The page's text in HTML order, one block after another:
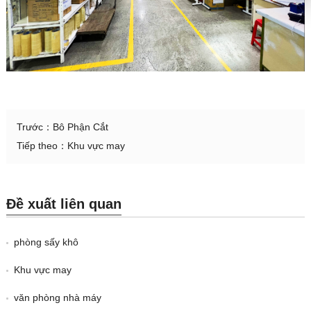
Trước： Bô Phận Cắt
Tiếp theo： Khu vực may
Đề xuất liên quan
phòng sấy khô
Khu vực may
văn phòng nhà máy